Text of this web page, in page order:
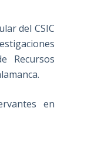
del CSIC
Recursos